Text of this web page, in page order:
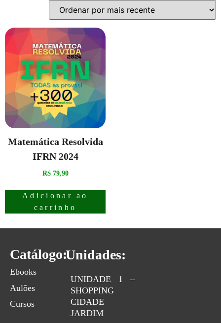
Matemática Resolvida
IFRN 2024
R$79,90
Adicionar ao
carrinho
Catálogo:
Ebooks
Aulões
Cursos
Unidades:
UNIDADE 1 –
SHOPPING
CIDADE
JARDIM